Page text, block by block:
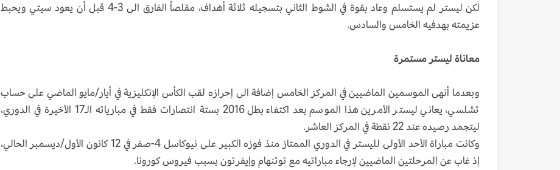
لكن ليستر لم يستسلم وعاد بقوة في الشوط الثاني بتسجيله ثلاثة أهداف، مقلصاً الفارق الى 3-4 قبل أن يعود سيتي ويحبط
عزيمته بهدفيه الخامس والسادس.
معاناة ليستر مستمرة
وبعدما أنهى الموسمين الماضيين في المركز الخامس إضافة الى إحرازه لقب الكأس الإنكليزية في أيار/مايو الماضي على حساب
تشلسي، يعاني ليستر الأمرين هذا الموسم بعد اكتفاء بطل 2016 بستة انتصارات فقط في مبارياته الـ17 الأخيرة في الدوري،
ليتجمد رصيده عند 22 نقطة في المركز العاشر.
وكانت مباراة الأحد الأولى لليستر في الدوري الممتاز منذ فوزه الكبير على نيوكاسل 4-صفر في 12 كانون الأول/ديسمبر الحالي،
إذ غاب عن المرحلتين الماضيين لإرجاء مباراتيه مع توتنهام وإيفرتون بسبب فيروس كورونا.